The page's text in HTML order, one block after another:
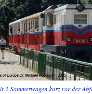
2 Sommerwagen kurz vor der